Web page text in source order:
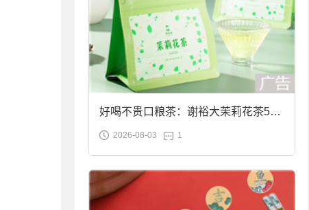
好喝不贵口粮茶：谢裕大茉莉花茶50g
袋装9.9元到手
2026-08-03 1